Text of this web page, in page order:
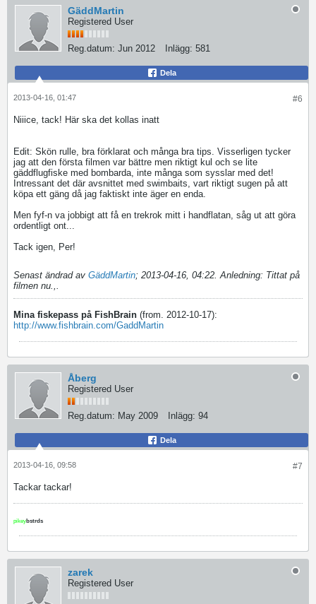
GäddMartin
Registered User
Reg.datum: Jun 2012 Inlägg: 581
Dela
#6
2013-04-16, 01:47
Niiice, tack! Här ska det kollas inatt
Edit: Skön rulle, bra förklarat och många bra tips. Visserligen tycker
jag att den första filmen var bättre men riktigt kul och se lite
gäddflugfiske med bombarda, inte många som sysslar med det!
Intressant det där avsnittet med swimbaits, vart riktigt sugen på att
köpa ett gäng då jag faktiskt inte äger en enda.
Men fyf-n va jobbigt att få en trekrok mitt i handflatan, såg ut att göra
ordentligt ont...
Tack igen, Per!
Senast ändrad av GäddMartin; 2013-04-16, 04:22.Anledning: Tittat på
filmen nu.,.
Mina fiskepass på FishBrain (from. 2012-10-17):
http://www.fishbrain.com/GaddMartin
Åberg
Registered User
Reg.datum: May 2009 Inlägg: 94
Dela
#7
2013-04-16, 09:58
Tackar tackar!
pikeybstrds
zarek
Registered User